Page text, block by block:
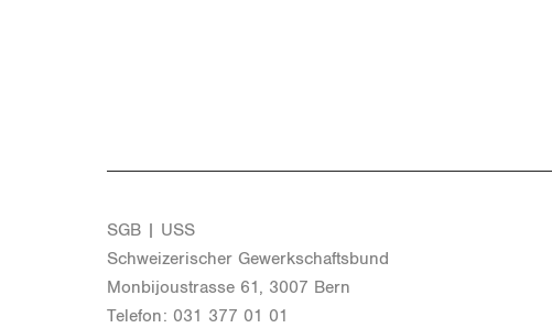
SGB | USS
Schwei­ze­ri­scher Ge­werk­schafts­bund
Mon­bi­joustras­se 61, 3007 Bern
Te­le­fon: 031 377 01 01